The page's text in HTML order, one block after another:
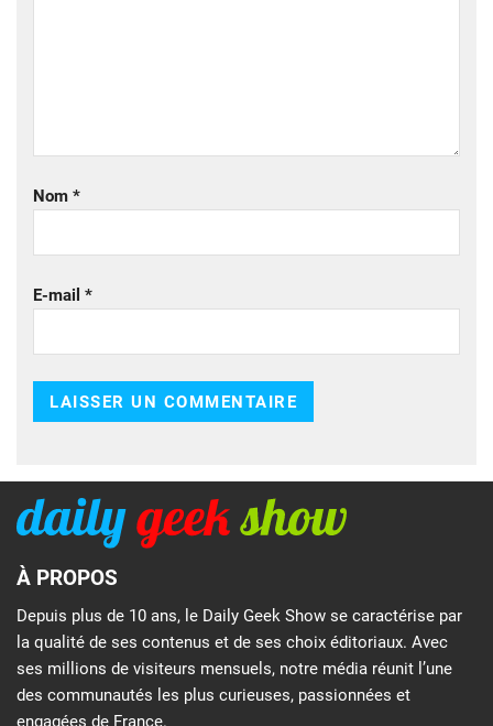
Nom *
E-mail *
À PROPOS
Depuis plus de 10 ans, le Daily Geek Show se caractérise par
la qualité de ses contenus et de ses choix éditoriaux. Avec
ses millions de visiteurs mensuels, notre média réunit l’une
des communautés les plus curieuses, passionnées et
engagées de France.